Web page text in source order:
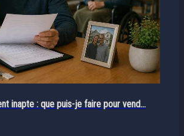
inapte : que puis-je faire pour vend...